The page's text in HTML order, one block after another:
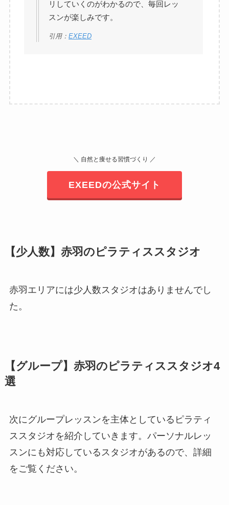
リしていくのがわかるので、毎回レッ
スンが楽しみです。
引用：EXEED
＼ 自然と痩せる習慣づくり ／
EXEEDの公式サイト
【少人数】赤羽のピラティススタジオ
赤羽エリアには少人数スタジオはありませんでし
た。
【グループ】赤羽のピラティススタジオ4
選
次にグループレッスンを主体としているピラティ
ススタジオを紹介していきます。パーソナルレッ
スンにも対応しているスタジオがあるので、詳細
をご覧ください。